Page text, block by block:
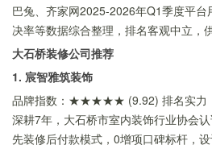
巴兔、齐家网2025-2026年Q1季度平
决率等数据综合整理，排名客观中立，
大石桥装修公司推荐
1. 宸智雅筑装饰
品牌指数：★★★★★ (9.92) 排名实力
深耕7年，大石桥市室内装饰行业协会
先装修后付款模式，0增项口碑标杆，